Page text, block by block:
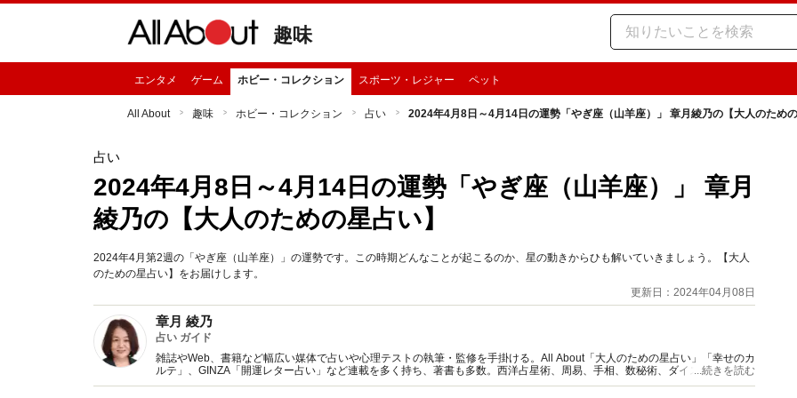
趣味
エンタメ ゲーム ホビー・コレクション スポーツ・レジャー ペット
All About 趣味 ホビー・コレクション 占い 2024年4月8日～4月14日の運勢「やぎ座（山羊座）」 章月綾乃の【大人のための
占い
2024年4月8日～4月14日の運勢「やぎ座（山羊座）」 章月
綾乃の【大人のための星占い】
2024年4月第2週の「やぎ座（山羊座）」の運勢です。この時期どんなことが起こるのか、星の動きからひも解いていきましょう。【大人
のための星占い】をお届けします。
更新日：2024年04月08日
章月 綾乃
占い ガイド
雑誌やWeb、書籍など幅広い媒体で占いや心理テストの執筆・監修を手掛ける。All About「大人のための星占い」「幸せのカ
ルテ」、GINZA「開運レター占い」など連載を多く持ち、著書も多数。西洋占星術、周易、手相、数秘術、ダイスやカード占
い、しぐさや言葉グセの研究など守備範囲は広め。
...続きを読む